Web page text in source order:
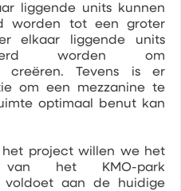
liggende units kunnen
worden tot een groter
elkaar liggende units
worden om
creëren. Tevens is er
om een mezzanine te
optimaal benut kan
project willen we het
van het KMO-park
voldoet aan de huidige